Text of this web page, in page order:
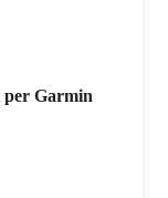
per Garmin